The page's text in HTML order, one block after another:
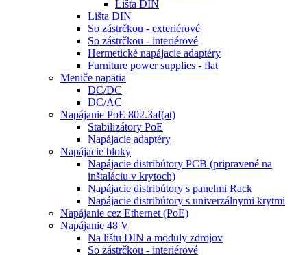
Lišta DIN
Lišta DIN
So zástrčkou - exteriérové
So zástrčkou - interiérové
Hermetické napájacie adaptéry
Furniture power supplies - flat
Meniče napätia
DC/DC
DC/AC
Napájanie PoE 802.3af(at)
Stabilizátory PoE
Napájacie adaptéry
Napájacie bloky
Napájacie distribútory PCB (pripravené na
inštaláciu v krytoch)
Napájacie distribútory s panelmi Rack
Napájacie distribútory s univerzálnymi krytmi
Napájanie cez Ethernet (PoE)
Napájanie 48 V
Na lištu DIN a moduly zdrojov
So zástrčkou - interiérové